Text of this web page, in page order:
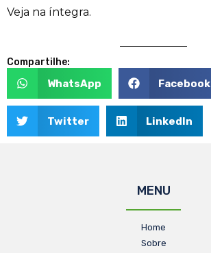
Veja na íntegra.
Compartilhe:
WhatsApp Facebook
Twitter LinkedIn
MENU
Home
Sobre